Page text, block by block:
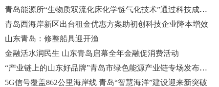
青岛能源所“生物质双流化床化学链气化技术”通过科技成果评价
青岛西海岸新区出台租金优惠方案助初创科技企业降本增效
山东青岛：修整船具迎开渔
金融活水润民生 山东青岛启幕全年金融促消费活动
“产业链上的山东好品牌”青岛市绿色能源产业链专场发布会举行
5G信号覆盖862公里海岸线 青岛“智慧海洋”建设迎来新突破